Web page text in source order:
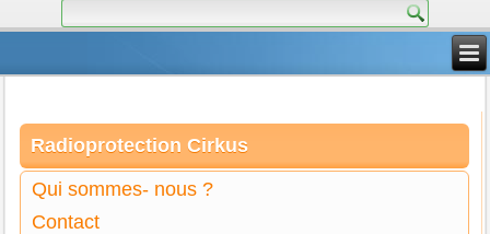
Radioprotection Cirkus
Qui sommes- nous ?
Contact